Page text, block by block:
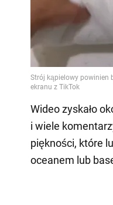
Wideo zyskało
i wiele
piękności, które
oceanem lub